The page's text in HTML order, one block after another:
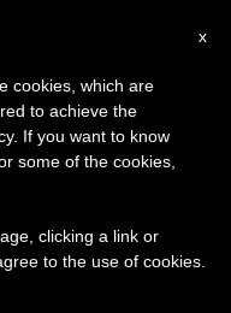
2013
x
cookies, which are
to achieve the
If you want to know
some of the cookies,
clicking a link or
to the use of cookies.